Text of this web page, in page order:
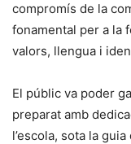
compromís de la
fonamental per a la
valors, llengua i
El públic va poder
preparat amb
l’escola, sota la